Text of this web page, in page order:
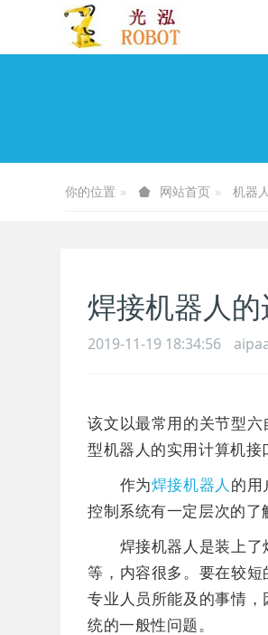
你的位置 网站首页 机器
焊接机器人
2019-11-19 18:34:56
该文以最常用的关节型
型机器人的实用计算机接
作为焊接机器人 的用
控制系统有一定层次的了
焊接机器人是装上了焊
等，内容很多。要在较
专业人员所能及的事情
统的一般性问题。